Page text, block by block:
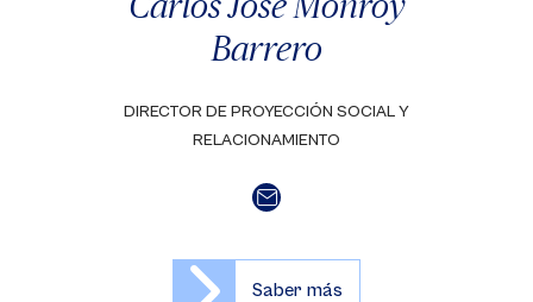
Barrero
DIRECTOR DE PROYECCIÓN SOCIAL Y
RELACIONAMIENTO
Saber más